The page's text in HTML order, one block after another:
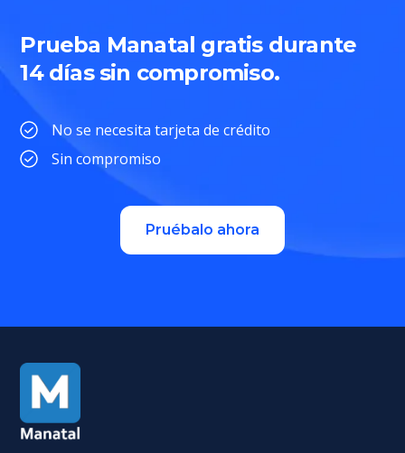
Prueba Manatal gratis durante
14 días sin compromiso.
No se necesita tarjeta de crédito
Sin compromiso
Pruébalo ahora